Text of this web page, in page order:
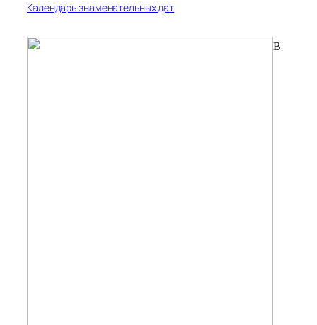
Календарь знаменательных дат
В